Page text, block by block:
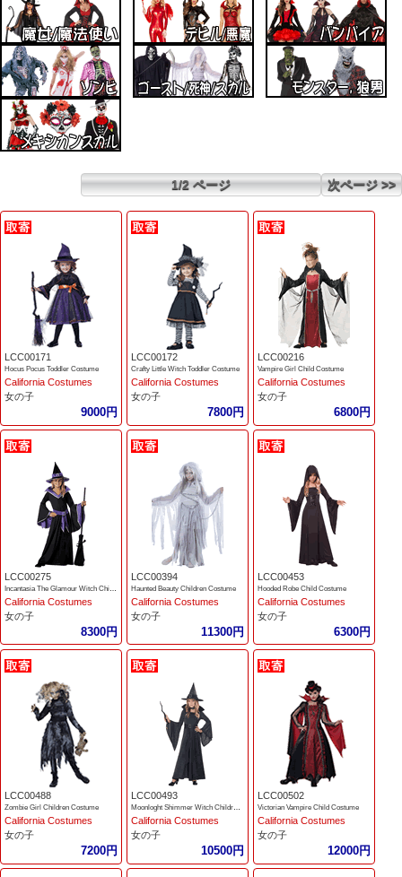
1/2 ページ 次ページ >>
LCC00171
Hocus Pocus Toddler Costume
California Costumes
女の子
9000円
LCC00172
Crafty Little Witch Toddler Costume
California Costumes
女の子
7800円
LCC00216
Vampire Girl Child Costume
California Costumes
女の子
6800円
LCC00275
Incantasia The Glamour Witch Children Costume
California Costumes
女の子
8300円
LCC00394
Haunted Beauty Children Costume
California Costumes
女の子
11300円
LCC00453
Hooded Robe Child Costume
California Costumes
女の子
6300円
LCC00488
Zombie Girl Children Costume
California Costumes
女の子
7200円
LCC00493
Moonloght Shimmer Witch Children Costume
California Costumes
女の子
10500円
LCC00502
Victorian Vampire Child Costume
California Costumes
女の子
12000円